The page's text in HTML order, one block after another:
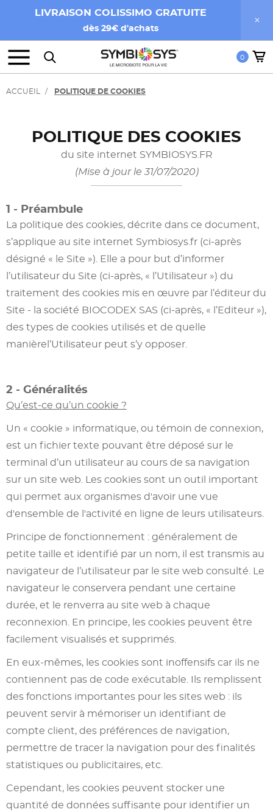
LIVRAISON COLISSIMO GRATUITE
dès 29€ d'achats
0
ACCUEIL POLITIQUE DE COOKIES
POLITIQUE DES COOKIES
du site internet SYMBIOSYS.FR
(Mise à jour le 31/07/2020)
1 - Préambule
La politique des cookies, décrite dans ce document,
s’applique au site internet Symbiosys.fr (ci-après
désigné « le Site »). Elle a pour but d’informer
l’utilisateur du Site (ci-après, « l’Utilisateur ») du
traitement des cookies mis en œuvre par l’éditeur du
Site - la société BIOCODEX SAS (ci-après, « l’Editeur »),
des types de cookies utilisés et de quelle
manièrel’Utilisateur peut s’y opposer.
2 - Généralités
Qu’est-ce qu’un cookie ?
Un « cookie » informatique, ou témoin de connexion,
est un fichier texte pouvant être déposé sur le
terminal d’un utilisateur au cours de sa navigation
sur un site web. Les cookies sont un outil important
qui permet aux organismes d'avoir une vue
d'ensemble de l'activité en ligne de leurs utilisateurs.
Principe de fonctionnement : généralement de
petite taille et identifié par un nom, il est transmis au
navigateur de l’utilisateur par le site web consulté. Le
navigateur le conservera pendant une certaine
durée, et le renverra au site web à chaque
reconnexion. En principe, les cookies peuvent être
facilement visualisés et supprimés.
En eux-mêmes, les cookies sont inoffensifs car ils ne
contiennent pas de code exécutable. Ils remplissent
des fonctions importantes pour les sites web : ils
peuvent servir à mémoriser un identifiant de
compte client, des préférences de navigation,
permettre de tracer la navigation pour des finalités
statistiques ou publicitaires, etc.
Cependant, les cookies peuvent stocker une
quantité de données suffisante pour identifier un